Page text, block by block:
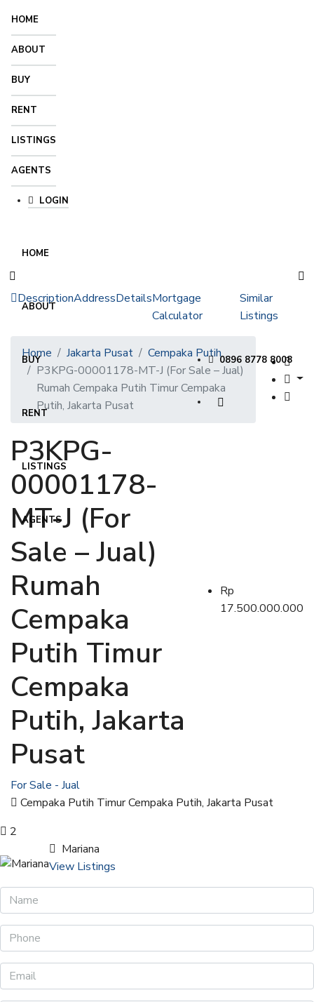
HOME
ABOUT
BUY
RENT
LISTINGS
AGENTS
LOGIN
HOME
ABOUT
BUY
RENT
LISTINGS
AGENTS
0896 8778 8008
DescriptionAddressDetailsMortgage
Calculator
Similar
Listings
Home Jakarta Pusat
Cempaka Putih
P3KPG-00001178-MT-J (For Sale – Jual)
Rumah Cempaka Putih Timur Cempaka
Putih, Jakarta Pusat
P3KPG-
00001178-
MT-J (For
Sale – Jual)
Rumah
Cempaka
Putih Timur
Cempaka
Putih, Jakarta
Pusat
Rp
17.500.000.000
For Sale - Jual
Cempaka Putih Timur Cempaka Putih, Jakarta Pusat
2
Mariana
View Listings